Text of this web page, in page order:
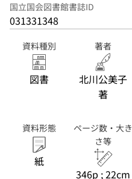
国立国会図書館書誌ID
031331348
資料種別
図書
著者
北川公美子
著
資料形態
紙
ページ数・大き
さ等
346p ; 22cm